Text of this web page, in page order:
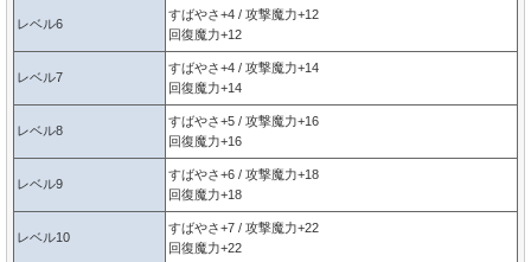
レベル6
すばやさ+4 / 攻撃魔力+12
回復魔力+12
レベル7
すばやさ+4 / 攻撃魔力+14
回復魔力+14
レベル8
すばやさ+5 / 攻撃魔力+16
回復魔力+16
レベル9
すばやさ+6 / 攻撃魔力+18
回復魔力+18
レベル10
すばやさ+7 / 攻撃魔力+22
回復魔力+22